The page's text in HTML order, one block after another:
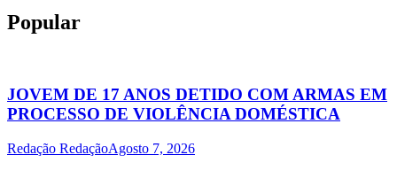
Popular
JOVEM DE 17 ANOS DETIDO COM ARMAS EM
PROCESSO DE VIOLÊNCIA DOMÉSTICA
Redação RedaçãoAgosto 7, 2026